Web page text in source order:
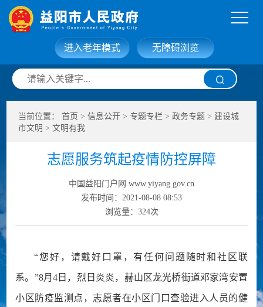
网站首页 走进益阳
信息公开 政务服务
互动交流 政府数据
无障碍浏览
进入老年模式
当前位置：首页 >信息公开 >专题专栏 >政务专题 > 建设城
市文明 >文明有我
志愿服务筑起疫情防控屏障
中国益阳门户网 www.yiyang.gov.cn
发布时间：2021-08-08 08:53
浏览量： 324次
“您好，请戴好口罩，有任何问题随时和社区联
系。”8月4日，烈日炎炎，赫山区龙光桥街道邓家湾安置
小区防疫监测点，志愿者在小区门口查验进入人员的健